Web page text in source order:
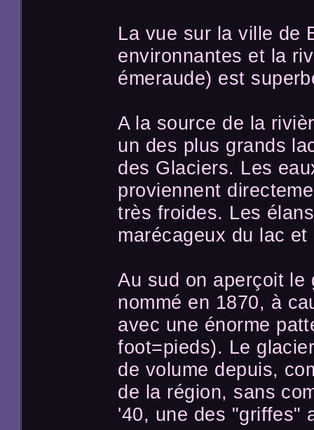
La vue sur la ville de
environnantes et la
émeraude) est
A la source de la
un des plus grands
des Glaciers. Les
proviennent
très froides. Les
marécageux du lac
Au sud on aperçoit
nommé en 1870, à
avec une énorme
foot=pieds). Le
de volume depuis,
de la région, sans
'40, une des "griffes"